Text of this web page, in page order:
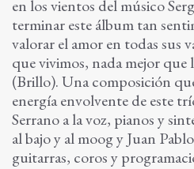
en los vientos del músico
terminar este álbum tan
valorar el amor en todas sus
que vivimos, nada mejor
(Brillo). Una composición
energía envolvente de este
Serrano a la voz, pianos y
al bajo y al moog y Juan
guitarras, coros y